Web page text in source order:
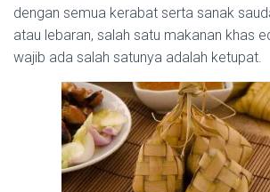
dengan semua kerabat serta sanak
atau lebaran, salah satu makanan khas
wajib ada salah satunya adalah ketupat.